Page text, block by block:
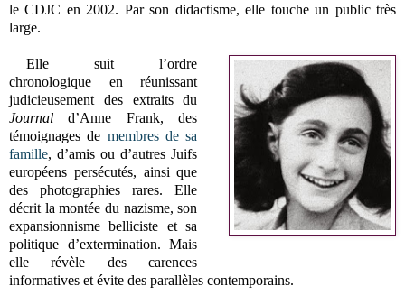
le CDJC en 2002. Par son didactisme, elle touche un public très
large.
Elle suit l’ordre
chronologique en réunissant
judicieusement des extraits du
Journal d’Anne Frank, des
témoignages de membres de sa
famille, d’amis ou d’autres Juifs
européens persécutés, ainsi que
des photographies rares. Elle
décrit la montée du nazisme, son
expansionnisme belliciste et sa
politique d’extermination. Mais
elle révèle des carences
informatives et évite des parallèles contemporains.